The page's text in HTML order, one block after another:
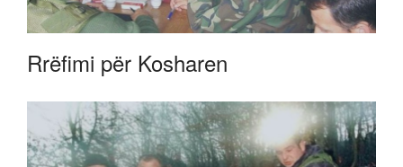
Rrëfimi për Kosharen